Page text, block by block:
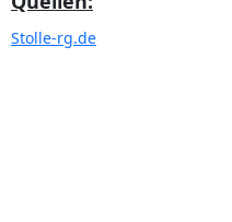
Stolle-rg.de